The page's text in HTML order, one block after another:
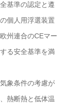
基準の認定と遵
個人用浮選装置
州連合のCEマー
る安全基準を満
象条件の考慮が
熱断熱と低体温